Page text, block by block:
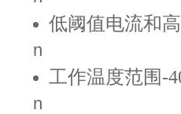
低阈值电流和
n
工作温度范围-
n